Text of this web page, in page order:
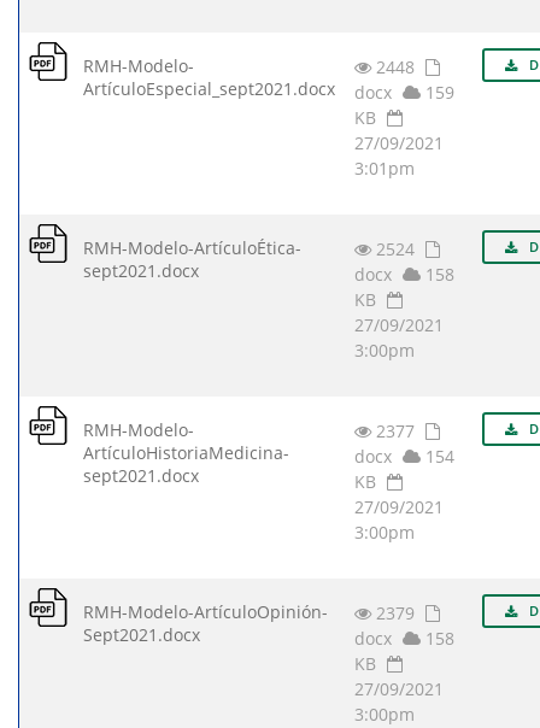
RMH-Modelo-
ArtículoEspecial_sept2021.docx
2448
docx
159
KB
27/09/2021
3:01pm
RMH-Modelo-ArtículoÉtica-
sept2021.docx
2524
docx
158
KB
27/09/2021
3:00pm
RMH-Modelo-
ArtículoHistoriaMedicina-
sept2021.docx
2377
docx
154
KB
27/09/2021
3:00pm
RMH-Modelo-ArtículoOpinión-
Sept2021.docx
2379
docx
158
KB
27/09/2021
3:00pm